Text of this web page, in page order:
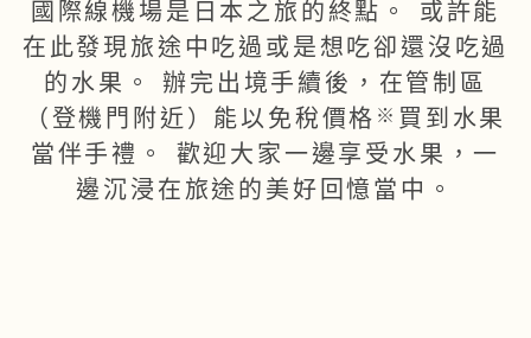
國際線機場是日本之旅的終點。 或許能
在此發現旅途中吃過或是想吃卻還沒吃過
的水果。 辦完出境手續後，在管制區
（登機門附近）能以免稅價格 ※ 買到水果
當伴手禮。 歡迎大家一邊享受水果，一
邊沉浸在旅途的美好回憶當中。